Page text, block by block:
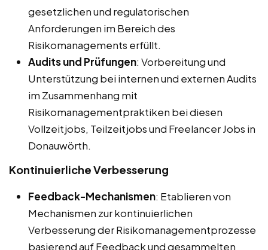
gesetzlichen und regulatorischen
Anforderungen im Bereich des
Risikomanagements erfüllt.
Audits und Prüfungen: Vorbereitung und
Unterstützung bei internen und externen Audits
im Zusammenhang mit
Risikomanagementpraktiken bei diesen
Vollzeitjobs, Teilzeitjobs und Freelancer Jobs in
Donauwörth.
Kontinuierliche Verbesserung
Feedback-Mechanismen: Etablieren von
Mechanismen zur kontinuierlichen
Verbesserung der Risikomanagementprozesse
basierend auf Feedback und gesammelten